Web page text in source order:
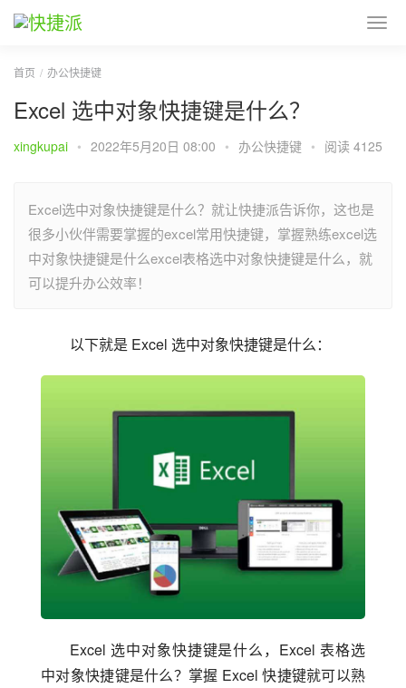
首页 办公快捷键
Excel 选中对象快捷键是什么？
xingkupai • 2022年5月20日 08:00 • 办公快捷键 • 阅读 4125
Excel选中对象快捷键是什么？就让快捷派告诉你，这也是
很多小伙伴需要掌握的excel常用快捷键，掌握熟练excel选
中对象快捷键是什么excel表格选中对象快捷键是什么，就
可以提升办公效率！
以下就是 Excel 选中对象快捷键是什么：
Excel 选中对象快捷键是什么，Excel 表格选
中对象快捷键是什么？掌握 Excel 快捷键就可以熟